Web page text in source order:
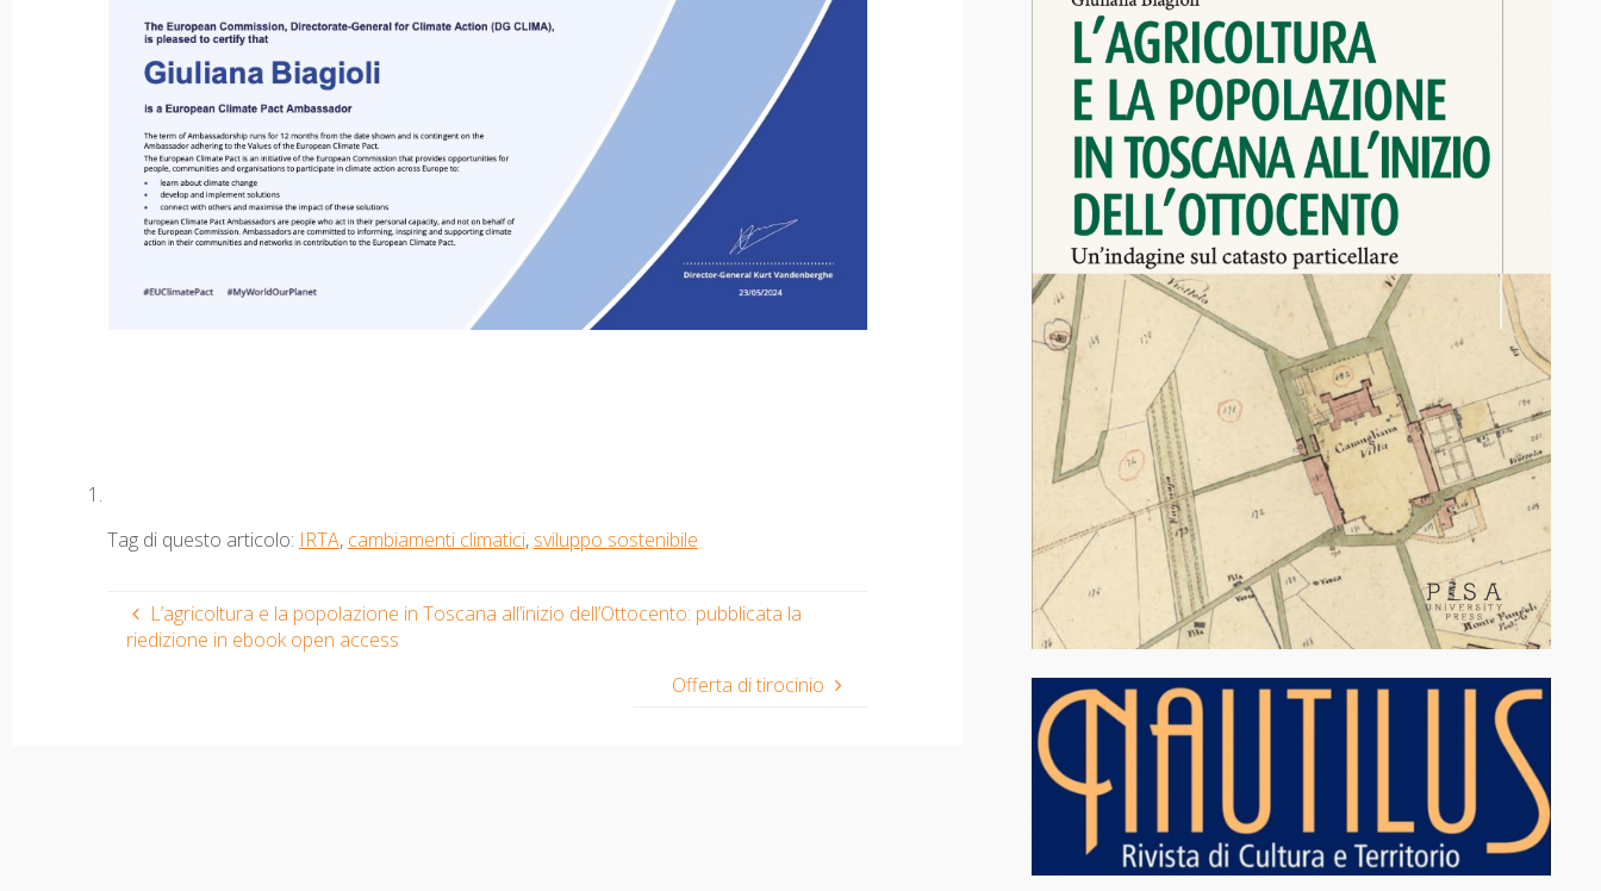
Tag di questo articolo: IRTA, cambiamenti climatici, sviluppo sostenibile
L’agricoltura e la popolazione in Toscana all’inizio dell’Ottocento: pubblicata la
riedizione in ebook open access
Offerta di tirocinio